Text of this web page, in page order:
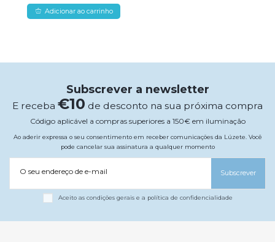
Adicionar ao carrinho
Subscrever a newsletter
E receba €10 de desconto na sua próxima compra
Código aplicável a compras superiores a 150€ em iluminação
Ao aderir expressa o seu consentimento em receber comunicações da Lúzete. Você
pode cancelar sua assinatura a qualquer momento
O seu endereço de e-mail Subscrever
Aceito as condições gerais e a política de confidencialidade